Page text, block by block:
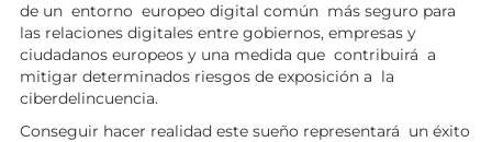
de un entorno europeo digital común más seguro para
las relaciones digitales entre gobiernos, empresas y
ciudadanos europeos y una medida que contribuirá a
mitigar determinados riesgos de exposición a la
ciberdelincuencia.
Conseguir hacer realidad este sueño representará un éxito